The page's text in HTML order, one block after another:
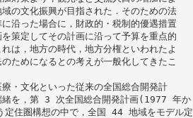
の文化振興が目指された．そのための法
沿った場合に，財政的・税制的優遇措置
策定してその計画に沿って予算を重点的
は，地方の時代，地方分権といわれたよ
ためになるとの考えが一般化してきたこ
・文化といった従来の全国総合開発計
緒を，第 3 次全国総合開発計画(1977 年か
住圏構想の中で，全国 44 地域をモデル定